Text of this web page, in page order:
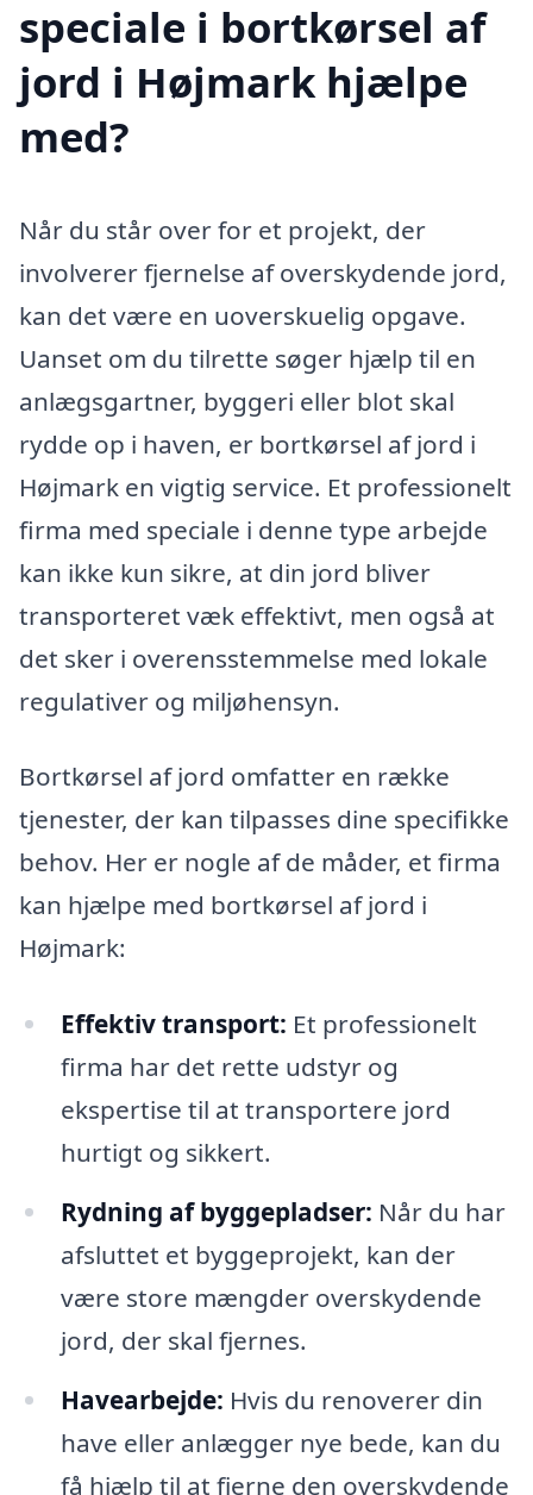
speciale i bortkørsel af
jord i Højmark hjælpe
med?
Når du står over for et projekt, der
involverer fjernelse af overskydende jord,
kan det være en uoverskuelig opgave.
Uanset om du tilrette søger hjælp til en
anlægsgartner, byggeri eller blot skal
rydde op i haven, er bortkørsel af jord i
Højmark en vigtig service. Et professionelt
firma med speciale i denne type arbejde
kan ikke kun sikre, at din jord bliver
transporteret væk effektivt, men også at
det sker i overensstemmelse med lokale
regulativer og miljøhensyn.
Bortkørsel af jord omfatter en række
tjenester, der kan tilpasses dine specifikke
behov. Her er nogle af de måder, et firma
kan hjælpe med bortkørsel af jord i
Højmark:
Effektiv transport: Et professionelt
firma har det rette udstyr og
ekspertise til at transportere jord
hurtigt og sikkert.
Rydning af byggepladser: Når du har
afsluttet et byggeprojekt, kan der
være store mængder overskydende
jord, der skal fjernes.
Havearbejde: Hvis du renoverer din
have eller anlægger nye bede, kan du
få hjælp til at fjerne den overskydende